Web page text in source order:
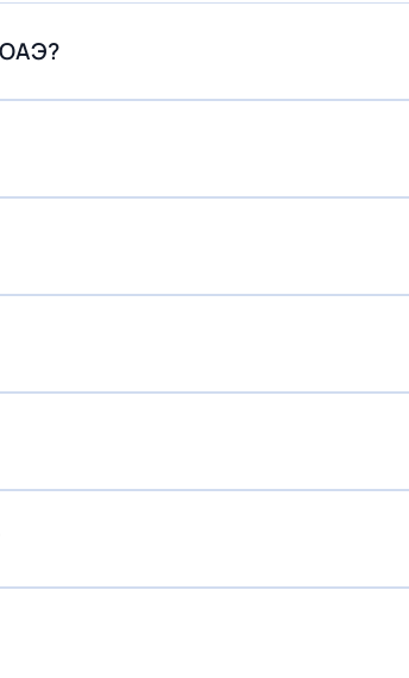
ОАЭ?